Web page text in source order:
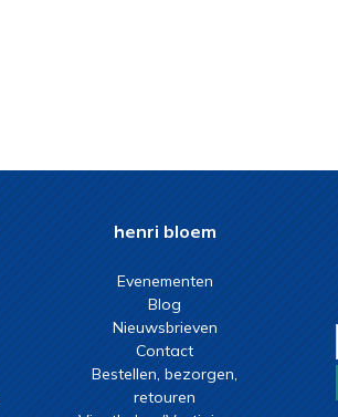
henri bloem
Evenementen
Blog
Nieuwsbrieven
Contact
Bestellen, bezorgen,
retouren